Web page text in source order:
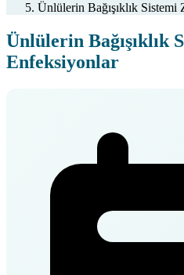
Ünlülerin Bağışıklık Sistemi
Ünlülerin Bağışıklık
Enfeksiyonlar